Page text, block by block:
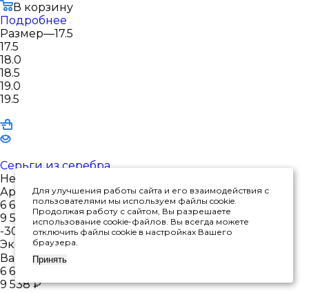
В корзину
Подробнее
Размер—17.5
17.5
18.0
18.5
19.0
19.5
Серьги из серебра
Нет в наличии
Арт.: 2310461601
6 677
₽
9 538
₽
-30
Экономия2 861
Варианты цен
6 677
9 538₽
Для улучшения работы сайта и его взаимодействия с
пользователями мы используем файлы cookie.
Продолжая работу с сайтом, Вы разрешаете
использование cookie-файлов. Вы всегда можете
отключить файлы cookie в настройках Вашего
браузера.
Принять